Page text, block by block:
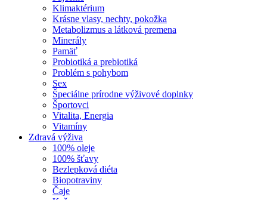
Klimaktérium
Krásne vlasy, nechty, pokožka
Metabolizmus a látková premena
Minerály
Pamäť
Probiotiká a prebiotiká
Problém s pohybom
Sex
Špeciálne prírodne výživové doplnky
Športovci
Vitalita, Energia
Vitamíny
Zdravá výživa
100% oleje
100% šťavy
Bezlepková diéta
Biopotraviny
Čaje